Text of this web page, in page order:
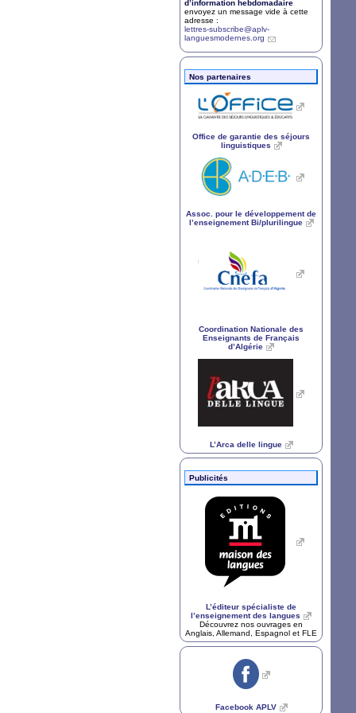
d’information hebdomadaire
envoyez un message vide à cette
adresse :
lettres-subscribe@aplv-
languesmodernes.org
Nos partenaires
Office de garantie des séjours
linguistiques
Assoc. pour le développement de
l’enseignement Bi/plurilingue
Coordination Nationale des
Enseignants de Français
d’Algérie
L’Arca delle lingue
Publicités
L’éditeur spécialiste de
l’enseignement des langues
Découvrez nos ouvrages en
Anglais, Allemand, Espagnol et FLE
Facebook APLV